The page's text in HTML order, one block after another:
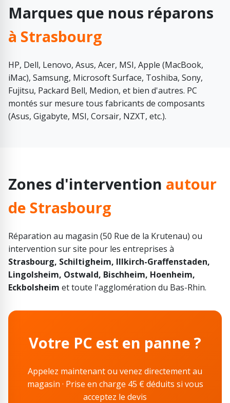
Marques que nous réparons
à Strasbourg
HP, Dell, Lenovo, Asus, Acer, MSI, Apple (MacBook,
iMac), Samsung, Microsoft Surface, Toshiba, Sony,
Fujitsu, Packard Bell, Medion, et bien d'autres. PC
montés sur mesure tous fabricants de composants
(Asus, Gigabyte, MSI, Corsair, NZXT, etc.).
Zones d'intervention autour
de Strasbourg
Réparation au magasin (50 Rue de la Krutenau) ou
intervention sur site pour les entreprises à
Strasbourg, Schiltigheim, Illkirch-Graffenstaden,
Lingolsheim, Ostwald, Bischheim, Hoenheim,
Eckbolsheim et toute l'agglomération du Bas-Rhin.
Votre PC est en panne ?
Appelez maintenant ou venez directement au
magasin · Prise en charge 45 € déduits si vous
acceptez le devis